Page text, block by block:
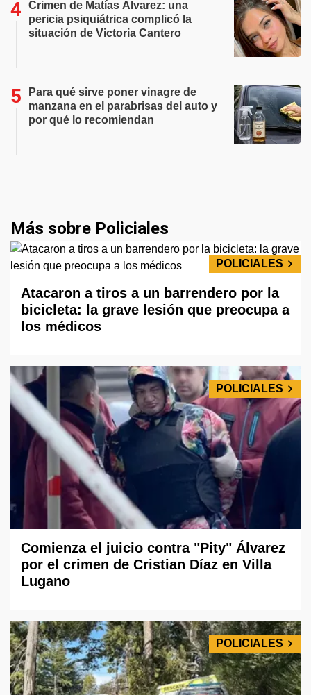
Crimen de Matías Álvarez: una
pericia psiquiátrica complicó la
situación de Victoria Cantero
Para qué sirve poner vinagre de
manzana en el parabrisas del auto y
por qué lo recomiendan
Más sobre Policiales
POLICIALES
Atacaron a tiros a un barrendero por la
bicicleta: la grave lesión que preocupa a
los médicos
POLICIALES
Comienza el juicio contra "Pity" Álvarez
por el crimen de Cristian Díaz en Villa
Lugano
POLICIALES